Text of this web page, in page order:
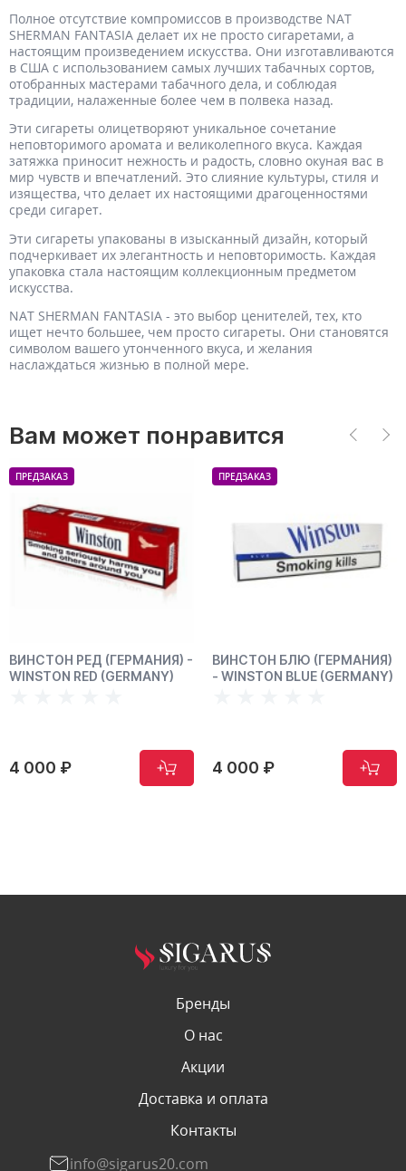
Полное отсутствие компромиссов в производстве NAT
SHERMAN FANTASIA делает их не просто сигаретами, а
настоящим произведением искусства. Они изготавливаются
в США с использованием самых лучших табачных сортов,
отобранных мастерами табачного дела, и соблюдая
традиции, налаженные более чем в полвека назад.
Эти сигареты олицетворяют уникальное сочетание
неповторимого аромата и великолепного вкуса. Каждая
затяжка приносит нежность и радость, словно окуная вас в
мир чувств и впечатлений. Это слияние культуры, стиля и
изящества, что делает их настоящими драгоценностями
среди сигарет.
Эти сигареты упакованы в изысканный дизайн, который
подчеркивает их элегантность и неповторимость. Каждая
упаковка стала настоящим коллекционным предметом
искусства.
NAT SHERMAN FANTASIA - это выбор ценителей, тех, кто
ищет нечто большее, чем просто сигареты. Они становятся
символом вашего утонченного вкуса, и желания
наслаждаться жизнью в полной мере.
Вам может понравится
РЕД (ГЕРМАНИЯ) -
RED (GERMANY)
000 ₽
ПРЕДЗАКАЗ
ВИНСТОН БЛЮ (ГЕРМАНИЯ)
- WINSTON BLUE (GERMANY)
4 000 ₽
Бренды
О нас
Акции
Доставка и оплата
Контакты
info@sigarus20.com